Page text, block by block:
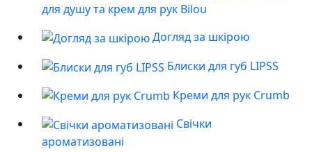
для душу та крем для рук Bilou
Догляд за шкірою
Блиски для губ LIPSS
Креми для рук Crumb
Свічки
ароматизовані